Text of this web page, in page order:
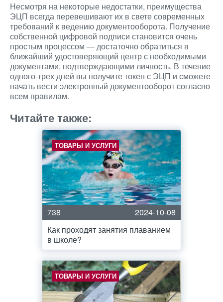
Несмотря на некоторые недостатки, преимущества
ЭЦП всегда перевешивают их в свете современных
требований к ведению документооборота. Получение
собственной цифровой подписи становится очень
простым процессом — достаточно обратиться в
ближайший удостоверяющий центр с необходимыми
документами, подтверждающими личность. В течение
одного-трех дней вы получите токен с ЭЦП и сможете
начать вести электронный документооборот согласно
всем правилам.
Читайте также:
ТОВАРЫ И УСЛУГИ
738
2024-10-08
Как проходят занятия плаванием
в школе?
ТОВАРЫ И УСЛУГИ